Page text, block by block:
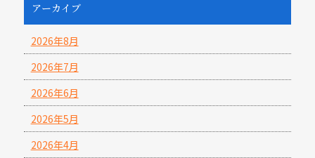
アーカイブ
2026年8月
2026年7月
2026年6月
2026年5月
2026年4月